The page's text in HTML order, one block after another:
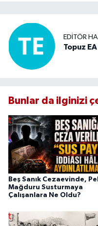
EDITÖR
Topuz EA
Bunlar da ilginizi
Beş Sanık Cezaevinde,
Mağduru Susturmaya
Çalışanlara Ne Oldu?